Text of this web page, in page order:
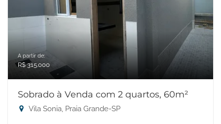
A partir de:
R$ 315.000
Sobrado à Venda com 2 quartos, 60m²
Vila Sonia, Praia Grande-SP